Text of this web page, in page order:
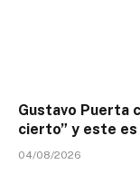
Gustavo Puerta
cierto” y este
04/08/2026